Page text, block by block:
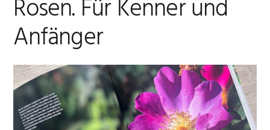
Rosen. Für Kenner und
Anfänger